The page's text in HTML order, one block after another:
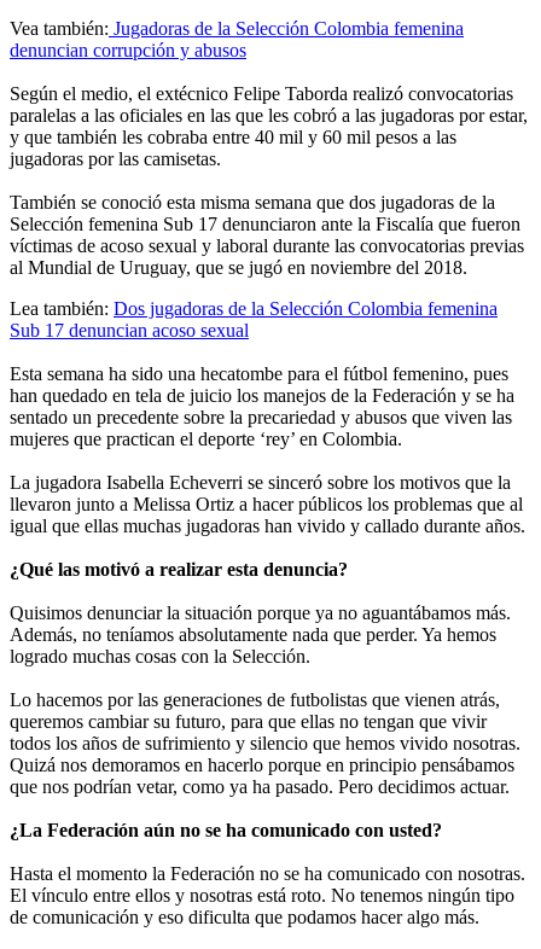
Vea también: Jugadoras de la Selección Colombia femenina
denuncian corrupción y abusos
Según el medio, el extécnico Felipe Taborda realizó convocatorias
paralelas a las oficiales en las que les cobró a las jugadoras por estar,
y que también les cobraba entre 40 mil y 60 mil pesos a las
jugadoras por las camisetas.
También se conoció esta misma semana que dos jugadoras de la
Selección femenina Sub 17 denunciaron ante la Fiscalía que fueron
víctimas de acoso sexual y laboral durante las convocatorias previas
al Mundial de Uruguay, que se jugó en noviembre del 2018.
Lea también: Dos jugadoras de la Selección Colombia femenina
Sub 17 denuncian acoso sexual
Esta semana ha sido una hecatombe para el fútbol femenino, pues
han quedado en tela de juicio los manejos de la Federación y se ha
sentado un precedente sobre la precariedad y abusos que viven las
mujeres que practican el deporte ‘rey’ en Colombia.
La jugadora Isabella Echeverri se sinceró sobre los motivos que la
llevaron junto a Melissa Ortiz a hacer públicos los problemas que al
igual que ellas muchas jugadoras han vivido y callado durante años.
¿Qué las motivó a realizar esta denuncia?
Quisimos denunciar la situación porque ya no aguantábamos más.
Además, no teníamos absolutamente nada que perder. Ya hemos
logrado muchas cosas con la Selección.
Lo hacemos por las generaciones de futbolistas que vienen atrás,
queremos cambiar su futuro, para que ellas no tengan que vivir
todos los años de sufrimiento y silencio que hemos vivido nosotras.
Quizá nos demoramos en hacerlo porque en principio pensábamos
que nos podrían vetar, como ya ha pasado. Pero decidimos actuar.
¿La Federación aún no se ha comunicado con usted?
Hasta el momento la Federación no se ha comunicado con nosotras.
El vínculo entre ellos y nosotras está roto. No tenemos ningún tipo
de comunicación y eso dificulta que podamos hacer algo más.